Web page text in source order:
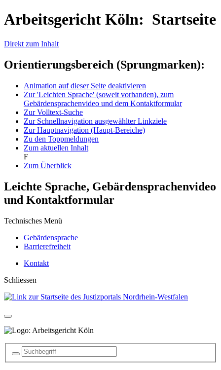
Arbeitsgericht Köln: Startseite
Direkt zum Inhalt
Orientierungsbereich (Sprungmarken):
Animation auf dieser Seite deaktivieren
Zur 'Leichten Sprache' (soweit vorhanden), zum
Gebärdensprachenvideo und dem Kontaktformular
Zur Volltext-Suche
Zur Schnellnavigation ausgewählter Linkziele
Zur Hauptnavigation (Haupt-Bereiche)
Zu den Toppmeldungen
Zum aktuellen Inhalt
F
Zum Überblick
Leichte Sprache, Gebärdensprachenvideo
und Kontaktformular
Technisches Menü
Gebärdensprache
Barrierefreiheit
Kontakt
Schliessen